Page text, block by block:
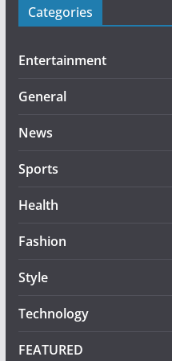
Categories
Entertainment
General
News
Sports
Health
Fashion
Style
Technology
FEATURED